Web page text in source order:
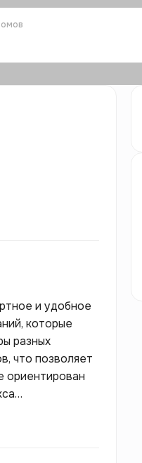
и удобное
которые
разных
что позволяет
ориентирован